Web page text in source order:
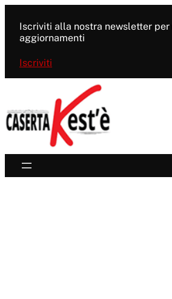
contenuto
Iscriviti alla nostra newsletter
aggiornamenti
Iscriviti